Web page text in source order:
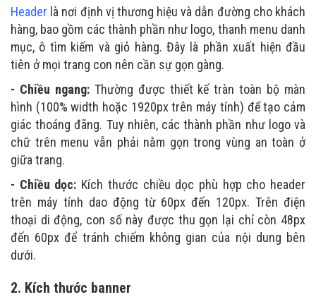
Header là nơi định vị thương hiệu và dẫn đường cho khách
hàng, bao gồm các thành phần như logo, thanh menu danh
mục, ô tìm kiếm và giỏ hàng. Đây là phần xuất hiện đầu
tiên ở mọi trang con nên cần sự gọn gàng.
- Chiều ngang:Thường được thiết kế tràn toàn bộ màn
hình (100% width hoặc 1920px trên máy tính) để tạo cảm
giác thoáng đãng. Tuy nhiên, các thành phần như logo và
chữ trên menu vẫn phải nằm gọn trong vùng an toàn ở
giữa trang.
- Chiều dọc: Kích thước chiều dọc phù hợp cho header
trên máy tính dao động từ 60px đến 120px. Trên điện
thoại di động, con số này được thu gọn lại chỉ còn 48px
đến 60px để tránh chiếm không gian của nội dung bên
dưới.
2. Kích thước banner